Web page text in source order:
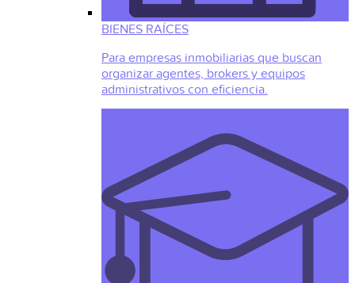
BIENES RAÍCES
Para empresas inmobiliarias que buscan
organizar agentes, brokers y equipos
administrativos con eficiencia.